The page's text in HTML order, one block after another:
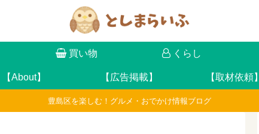
買い物 くらし
【About】 【広告掲載】 【取材依頼】
豊島区を楽しむ！グルメ・おでかけ情報ブログ